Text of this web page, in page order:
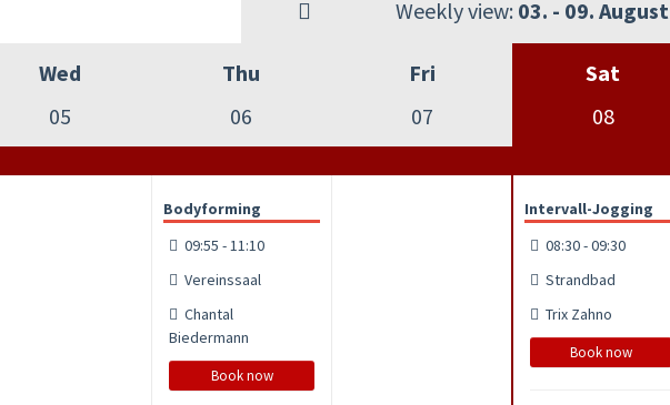
Weekly view: 03. - 09. August
Wed
05
Thu
06
Fri
07
Sat
08
Bodyforming
09:55 - 11:10
Vereinssaal
Chantal
Biedermann
Book now
Intervall-Jogging
08:30 - 09:30
Strandbad
Trix Zahno
Book now